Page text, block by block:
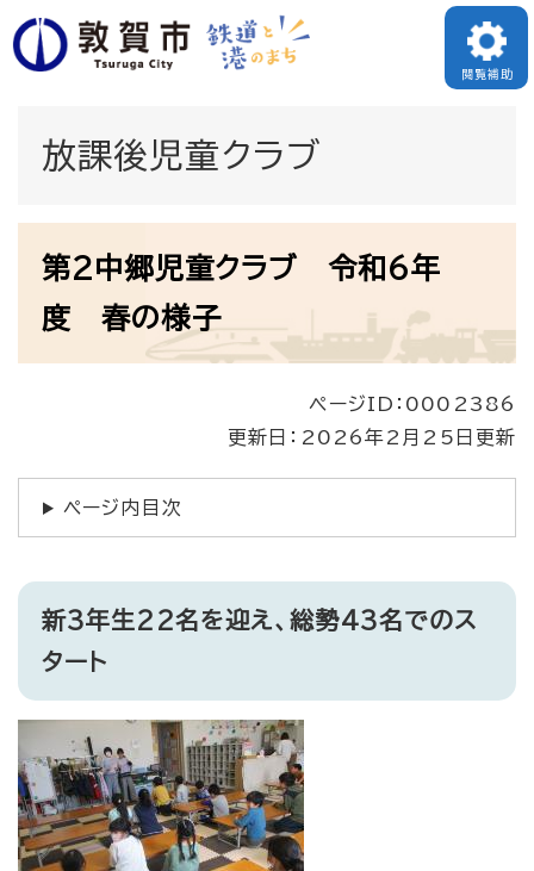
ペ
ー
頭
メニューを飛ばして本文へ
閲覧補助
放課後児童クラブ
第2中郷児童クラブ 令和6年
度 春の様子
ページID：0002386
更新日：2026年2月25日更新
ページ内目次
新3年生22名を迎え、総勢43名でのス
タート